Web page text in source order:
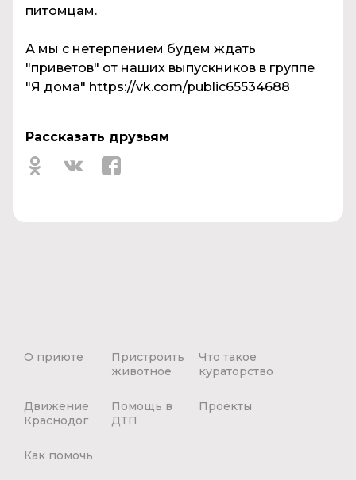
питомцам.
А мы с нетерпением будем ждать
"приветов" от наших выпускников в группе
"Я дома" https://vk.com/public65534688
Рассказать друзьям
О приюте
Пристроить
животное
Что такое
кураторство
Движение
Краснодог
Помощь в
ДТП
Проекты
Как помочь